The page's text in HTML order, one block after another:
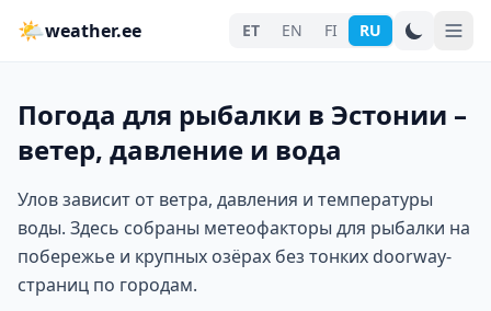
🌤weather.ee ET EN FI RU
Погода для рыбалки в Эстонии –
ветер, давление и вода
Улов зависит от ветра, давления и температуры
воды. Здесь собраны метеофакторы для рыбалки на
побережье и крупных озёрах без тонких doorway-
страниц по городам.